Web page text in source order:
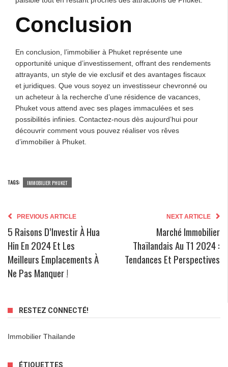
Conclusion
En conclusion, l’immobilier à Phuket représente une
opportunité unique d’investissement, offrant des rendements
attrayants, un style de vie exclusif et des avantages fiscaux
et juridiques. Que vous soyez un investisseur chevronné ou
un acheteur à la recherche d’une résidence de vacances,
Phuket vous attend avec ses plages immaculées et ses
possibilités infinies. Contactez-nous dès aujourd’hui pour
découvrir comment vous pouvez réaliser vos rêves
d’immobilier à Phuket.
TAGS: IMMOBILIER PHUKET
PREVIOUS ARTICLE
5 Raisons D’Investir À Hua
Hin En 2024 Et Les
Meilleurs Emplacements À
Ne Pas Manquer !
NEXT ARTICLE
Marché Immobilier
Thaïlandais Au T1 2024 :
Tendances Et Perspectives
RESTEZ CONNECTÉ!
Immobilier Thailande
ÉTIQUETTES